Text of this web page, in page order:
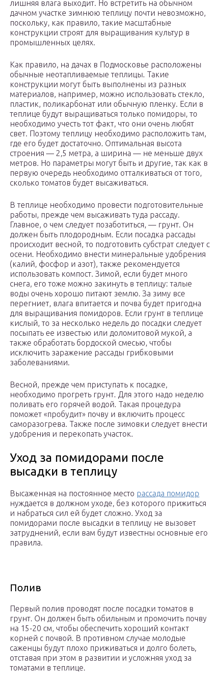
лишняя влага выходит. Но встретить на обычном
дачном участке зимнюю теплицу почти невозможно,
поскольку, как правило, такие масштабные
конструкции строят для выращивания культур в
промышленных целях.
Как правило, на дачах в Подмосковье расположены
обычные неотапливаемые теплицы. Такие
конструкции могут быть выполнены из разных
материалов, например, можно использовать стекло,
пластик, поликарбонат или обычную пленку. Если в
теплице будут выращиваться только помидоры, то
необходимо учесть тот факт, что они очень любят
свет. Поэтому теплицу необходимо расположить там,
где его будет достаточно. Оптимальная высота
строения — 2,5 метра, а ширина — не меньше двух
метров. Но параметры могут быть и другие, так как в
первую очередь необходимо отталкиваться от того,
сколько томатов будет высаживаться.
В теплице необходимо провести подготовительные
работы, прежде чем высаживать туда рассаду.
Главное, о чем следует позаботиться, — грунт. Он
должен быть плодородным. Если посадка рассады
происходит весной, то подготовить субстрат следует с
осени. Необходимо внести минеральные удобрения
(калий, фосфор и азот), также рекомендуется
использовать компост. Зимой, если будет много
снега, его тоже можно закинуть в теплицу: талые
воды очень хорошо питают землю. За зиму все
перегниет, влага впитается и почва будет пригодна
для выращивания помидоров. Если грунт в теплице
кислый, то за несколько недель до посадки следует
посыпать ее известью или доломитовой мукой, а
также обработать бордоской смесью, чтобы
исключить заражение рассады грибковыми
заболеваниями.
Весной, прежде чем приступать к посадке,
необходимо прогреть грунт. Для этого надо неделю
поливать его горячей водой. Такая процедура
поможет «пробудит» почву и включить процесс
саморазогрева. Также после зимовки следует внести
удобрения и перекопать участок.
Уход за помидорами после
высадки в теплицу
Высаженная на постоянное место рассада помидор
нуждается в должном уходе, без которого прижиться
и набраться сил ей будет сложно. Уход за
помидорами после высадки в теплицу не вызовет
затруднений, если вам будут известны основные его
правила.
Полив
Первый полив проводят после посадки томатов в
грунт. Он должен быть обильным и промочить почву
на 15-20 см, чтобы обеспечить хороший контакт
корней с почвой. В противном случае молодые
саженцы будут плохо приживаться и долго болеть,
отставая при этом в развитии и усложняя уход за
томатами в теплице.